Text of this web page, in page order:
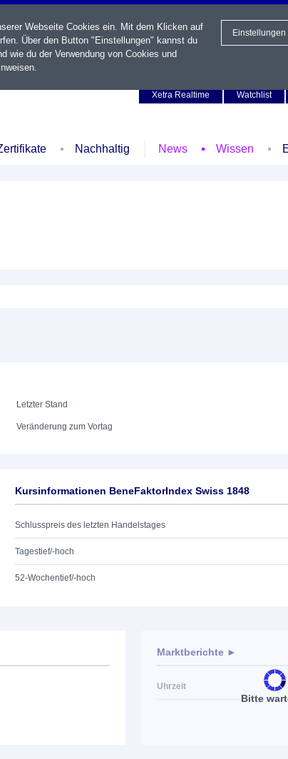
Xetra Realtime
Watchlist
Nachhaltig News Wissen
Letzter Stand
Veränderung zum Vortag
Kursinformationen BeneFaktorIndex Swiss 1848
Schlusspreis des letzten Handelstages
Tagestief/-hoch
52-Wochentief/-hoch
Bitte
Marktberichte ►
Uhrzeit
Webseite Cookies ein. Mit dem Klicken auf
Über den Button "Einstellungen" kannst du
wie du der Verwendung von Cookies und
.
Einstellungen